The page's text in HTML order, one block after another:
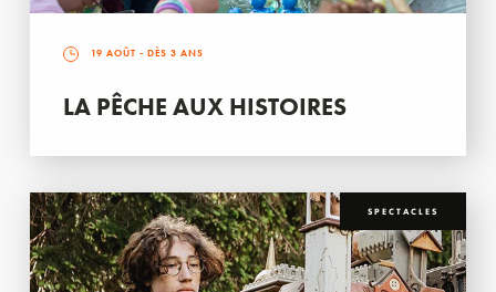
19 AOÛT - DÈS 3 ANS
LA PÊCHE AUX HISTOIRES
SPECTACLES